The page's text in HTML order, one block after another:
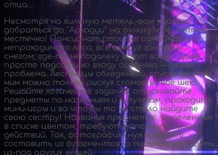
отца…
Несмотря на сильную метель, вам удалось
добраться до "Аркадии" на фуникулере. Жуткое
местечко! Пансионат стоит в самой чаще
непроходимого леса, все вокруг занесено
снегом, где-тонеподалеку воют волки. Даже
просто подойти ко входу особняка — целая
проблема. Лестницы обледенели, спускаться по
ним можно только рискуя сломать себе шею.
Решайте логические задачки, отыскивайте
предметы по названиям и силуэтам, проходите
мини-игры и во что бы то ни стало найдите
свою сестру! Названия предметов, выделенные
в списке цветом, требуют дополнительных
действий. Так, фотографию нужно будет
составить из фрагментов, а письмо вытащить
из-под других вещей.